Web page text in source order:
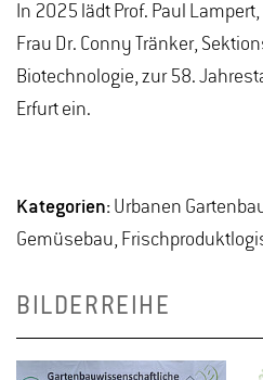
In 2025 lädt Prof. Paul
Frau Dr. Conny Tränker,
Biotechnologie, zur 58.
Erfurt ein.
Kategorien: Urbanen
Gemüsebau,
BILDERREIHE